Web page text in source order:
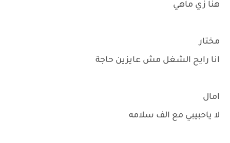
هنا زي ماهي
مختار
انا رايح الشغل مش عايزين حاجة
امال
لا ياحبيبي مع الف سلامه